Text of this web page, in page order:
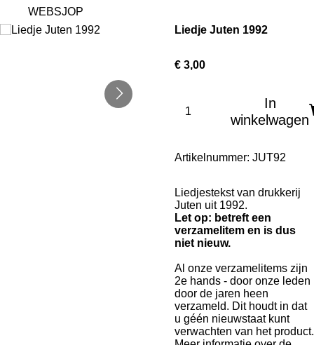
WEBSJOP
Liedje Juten 1992
€ 3,00
In
winkelwagen
Artikelnummer: JUT92
Liedjestekst van drukkerij
Juten uit 1992.
Let op: betreft een
verzamelitem en is dus
niet nieuw.
Al onze verzamelitems zijn
2e hands - door onze leden
door de jaren heen
verzameld. Dit houdt in dat
u géén nieuwstaat kunt
verwachten van het product.